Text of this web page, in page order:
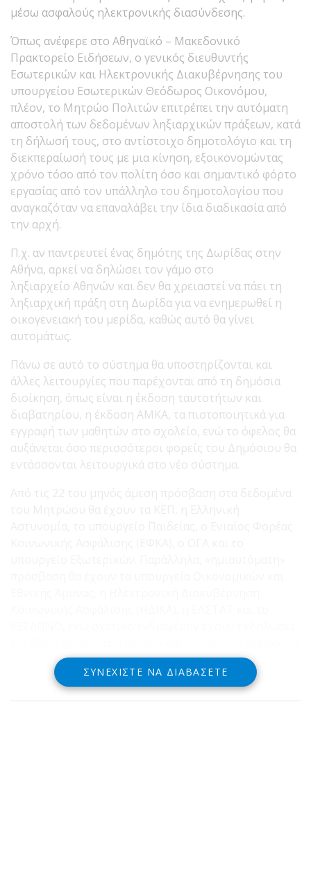
μέσω ασφαλούς ηλεκτρονικής διασύνδεσης.
Όπως ανέφερε στο Αθηναϊκό – Μακεδονικό
Πρακτορείο Ειδήσεων, ο γενικός διευθυντής
Εσωτερικών και Ηλεκτρονικής Διακυβέρνησης του
υπουργείου Εσωτερικών Θεόδωρος Οικονόμου,
πλέον, το Μητρώο Πολιτών επιτρέπει την αυτόματη
αποστολή των δεδομένων ληξιαρχικών πράξεων, κατά
τη δήλωσή τους, στο αντίστοιχο δημοτολόγιο και τη
διεκπεραίωσή τους με μια κίνηση, εξοικονομώντας
χρόνο τόσο από τον πολίτη όσο και σημαντικό φόρτο
εργασίας από τον υπάλληλο του δημοτολογίου που
αναγκαζόταν να επαναλάβει την ίδια διαδικασία από
την αρχή.
Π.χ. αν παντρευτεί ένας δημότης της Δωρίδας στην
Αθήνα, αρκεί να δηλώσει τον γάμο στο
ληξιαρχείο Αθηνών και δεν θα χρειαστεί να πάει τη
ληξιαρχική πράξη στη Δωρίδα για να ενημερωθεί η
οικογενειακή του μερίδα, καθώς αυτό θα γίνει
αυτομάτως.
Πάνω σε αυτό το σύστημα θα υποστηρίζονται και
άλλες λειτουργίες που παρέχονται από τη δημόσια
διοίκηση, όπως είναι η έκδοση ταυτοτήτων και
διαβατηρίου, η έκδοση ΑΜΚΑ, τα πιστοποιητικά για
εγγραφή των μαθητών στο σχολείο, ενώ το όφελος θα
αυξάνεται όσο περισσότεροι φορείς του Δημόσιου θα
εντάσσονται λειτουργικά στο νέο σύστημα.
ΣΥΝΕΧΊΣΤΕ ΝΑ ΔΙΑΒΆΣΕΤΕ